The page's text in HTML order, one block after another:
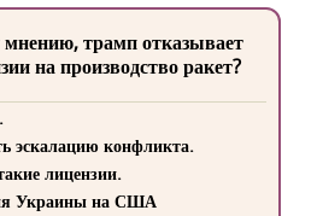
трамп отказывает
на производство ракет?
эскалацию конфликта.
лицензии.
Украины на США